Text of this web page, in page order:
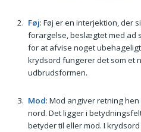
Føj: Føj er en interjektion, der
forargelse, beslægtet med ad
for at afvise noget
krydsord fungerer det som et
udbrudsformen.
Mod: Mod angiver retning
nord. Det ligger i
betyder til eller mod. I